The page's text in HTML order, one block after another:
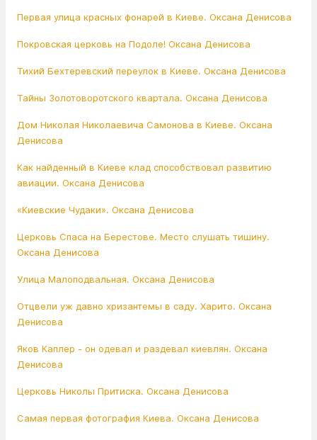
Первая улица красных фонарей в Киеве. Оксана Денисова
Покровская церковь на Подоле! Оксана Денисова
Тихий Бехтеревский переулок в Киеве. Оксана Денисова
Тайны Золотоворотского квартала. Оксана Денисова
Дом Николая Николаевича Самонова в Киеве. Оксана
Денисова
Как найденный в Киеве клад способствовал развитию
авиации. Оксана Денисова
«Киевские Чудаки». Оксана Денисова
Церковь Спаса на Берестове. Место слушать тишину.
Оксана Денисова
Улица Малоподвальная. Оксана Денисова
Отцвели уж давно хризантемы в саду. Харито. Оксана
Денисова
Яков Каплер - он одевал и раздевал киевлян. Оксана
Денисова
Церковь Николы Притиска. Оксана Денисова
Самая первая фотография Киева. Оксана Денисова